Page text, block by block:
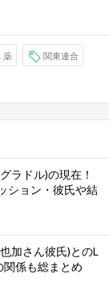
薬 関東連合
ラドル)の現在！
ション・彼氏や結
加さん彼氏)とのL
係も総まとめ